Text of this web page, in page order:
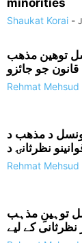
minorities
Shaukat Korai -
توهين مذهب
Rehmat Mehsud
د مذهب د
Rehmat Mehsud
توہینِ مذہب